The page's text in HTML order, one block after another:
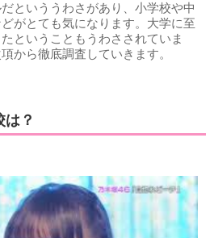
といううわさがあり、小学校や中
がとても気になります。大学に至
ということもうわさされていま
から徹底調査していきます。
？